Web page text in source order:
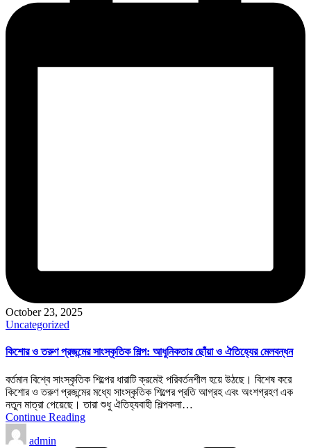
October 23, 2025
Posted
Uncategorized
কিশোর ও তরুণ প্রজন্মের সাংস্কৃতিক শিল্প: আধুনিকতার ছোঁয়া ও ঐতিহ্যের মেলবন্ধন
বর্তমান বিশ্বে সাংস্কৃতিক শিল্পের ধারাটি ক্রমেই পরিবর্তনশীল হয়ে উঠছে। বিশেষ করে
কিশোর ও তরুণ প্রজন্মের মধ্যে সাংস্কৃতিক শিল্পের প্রতি আগ্রহ এবং অংশগ্রহণ এক
নতুন মাত্রা পেয়েছে। তারা শুধু ঐতিহ্যবাহী শিল্পকলা…
Continue Reading
Posted
by
admin